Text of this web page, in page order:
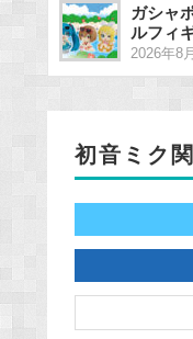
ガシャ
ルフィ
2026年8
初音ミク